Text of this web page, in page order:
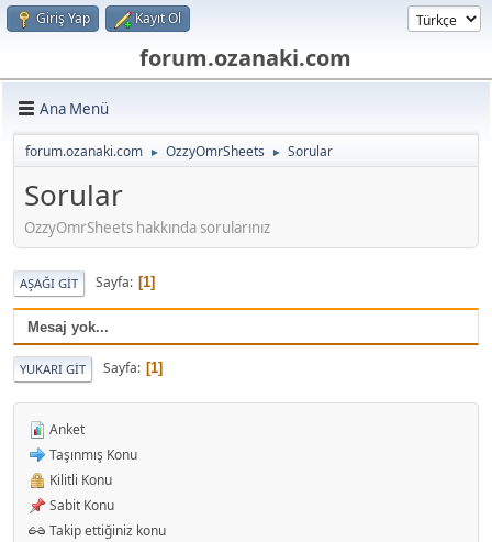
Giriş Yap Kayıt Ol
forum.ozanaki.com
Ana Menü
forum.ozanaki.com ► OzzyOmrSheets ► Sorular
Sorular
OzzyOmrSheets hakkında sorularınız
AŞAĞI GIT Sayfa 1
Mesaj yok...
YUKARI GIT Sayfa 1
Anket
Taşınmış Konu
Kilitli Konu
Sabit Konu
Takip ettiğiniz konu